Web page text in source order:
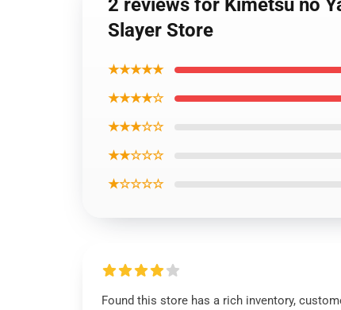
2 reviews for Kimetsu no
Slayer Store
★★★★★
★★★★☆
★★★☆☆
★★☆☆☆
★☆☆☆☆
Found this store has a rich inventory,